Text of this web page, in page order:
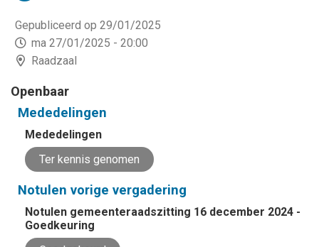
Gepubliceerd op 29/01/2025
ma 27/01/2025 - 20:00
Raadzaal
Openbaar
Mededelingen
Mededelingen
Ter kennis genomen
Notulen vorige vergadering
Notulen gemeenteraadszitting 16 december 2024 -
Goedkeuring